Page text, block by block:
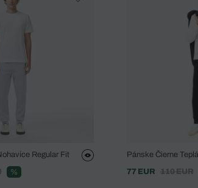
Regular Fit
%
Pánske Čierne
77 EUR
110 EUR